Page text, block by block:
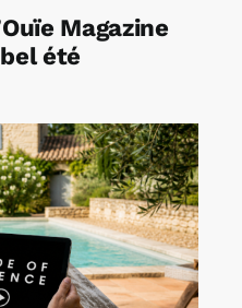
Magazine
été